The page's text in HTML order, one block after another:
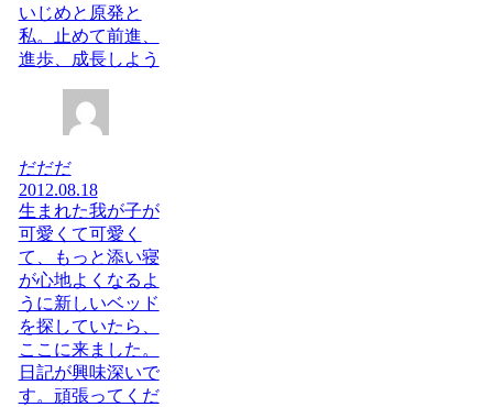
いじめと原発と
私。止めて前進、
進歩、成長しよう
だだだ
2012.08.18
生まれた我が子が
可愛くて可愛く
て、もっと添い寝
が心地よくなるよ
うに新しいベッド
を探していたら、
ここに来ました。
日記が興味深いで
す。頑張ってくだ